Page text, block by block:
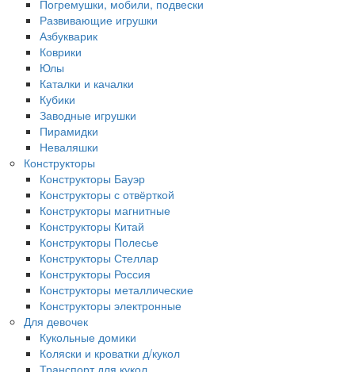
Погремушки, мобили, подвески
Развивающие игрушки
Азбукварик
Коврики
Юлы
Каталки и качалки
Кубики
Заводные игрушки
Пирамидки
Неваляшки
Конструкторы
Конструкторы Бауэр
Конструкторы с отвёрткой
Конструкторы магнитные
Конструкторы Китай
Конструкторы Полесье
Конструкторы Стеллар
Конструкторы Россия
Конструкторы металлические
Конструкторы электронные
Для девочек
Кукольные домики
Коляски и кроватки д/кукол